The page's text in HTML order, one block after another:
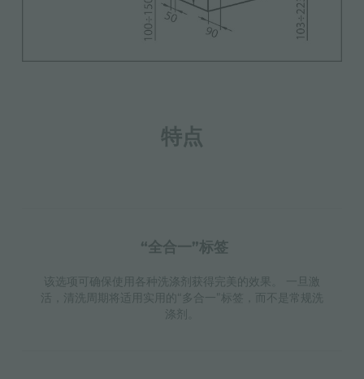
特点
“全合一”标签
该选项可确保使用各种洗涤剂获得完美的效果。 一旦激
活，清洗周期将适用实用的“多合一”标签，而不是常规洗
涤剂。